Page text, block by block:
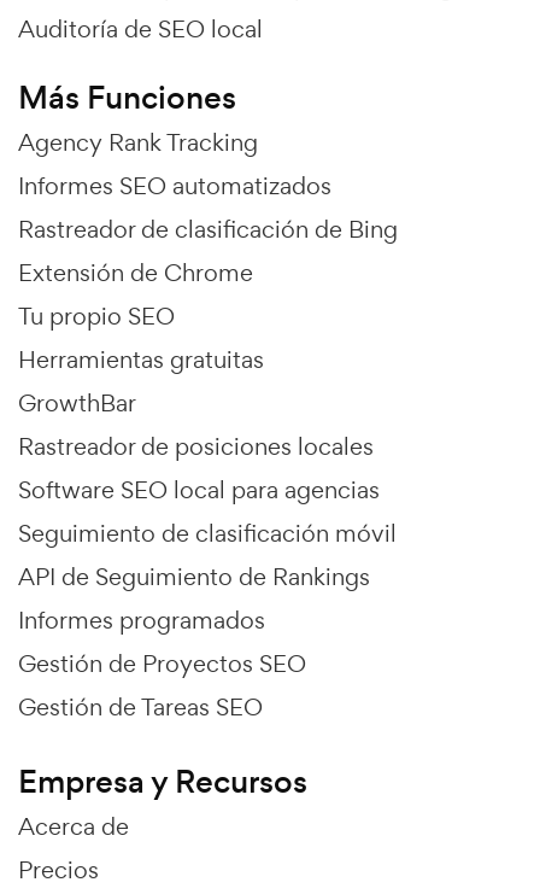
Auditoría de SEO local
Más Funciones
Agency Rank Tracking
Informes SEO automatizados
Rastreador de clasificación de Bing
Extensión de Chrome
Tu propio SEO
Herramientas gratuitas
GrowthBar
Rastreador de posiciones locales
Software SEO local para agencias
Seguimiento de clasificación móvil
API de Seguimiento de Rankings
Informes programados
Gestión de Proyectos SEO
Gestión de Tareas SEO
Empresa y Recursos
Acerca de
Precios